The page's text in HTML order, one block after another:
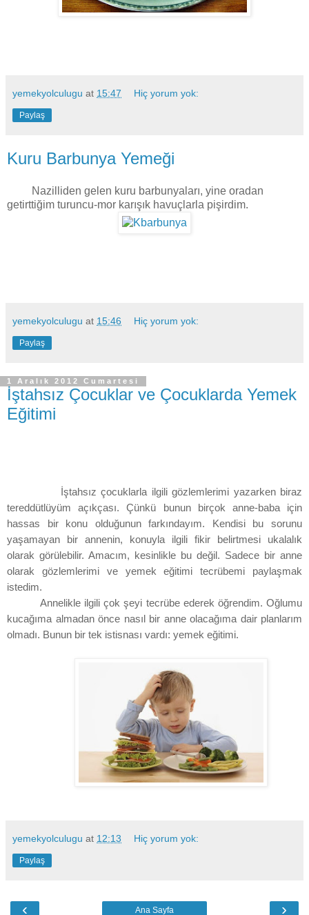
yemekyolculugu at 15:47 Hiç yorum yok:
Paylaş
Kuru Barbunya Yemeği
Nazilliden gelen kuru barbunyaları, yine oradan
getirttiğim turuncu-mor karışık havuçlarla pişirdim.
yemekyolculugu at 15:46 Hiç yorum yok:
Paylaş
1 Aralık 2012 Cumartesi
İştahsız Çocuklar ve Çocuklarda Yemek
Eğitimi
İştahsız çocuklarla ilgili gözlemlerimi yazarken biraz
tereddütlüyüm açıkçası. Çünkü bunun birçok anne-baba için
hassas bir konu olduğunun farkındayım. Kendisi bu sorunu
yaşamayan bir annenin, konuyla ilgili fikir belirtmesi ukalalık
olarak görülebilir. Amacım, kesinlikle bu değil. Sadece bir anne
olarak gözlemlerimi ve yemek eğitimi tecrübemi paylaşmak
istedim.
Annelikle ilgili çok şeyi tecrübe ederek öğrendim. Oğlumu
kucağıma almadan önce nasıl bir anne olacağıma dair planlarım
olmadı. Bunun bir tek istisnası vardı: yemek eğitimi.
yemekyolculugu at 12:13 Hiç yorum yok:
Paylaş
‹ ›
Ana Sayfa